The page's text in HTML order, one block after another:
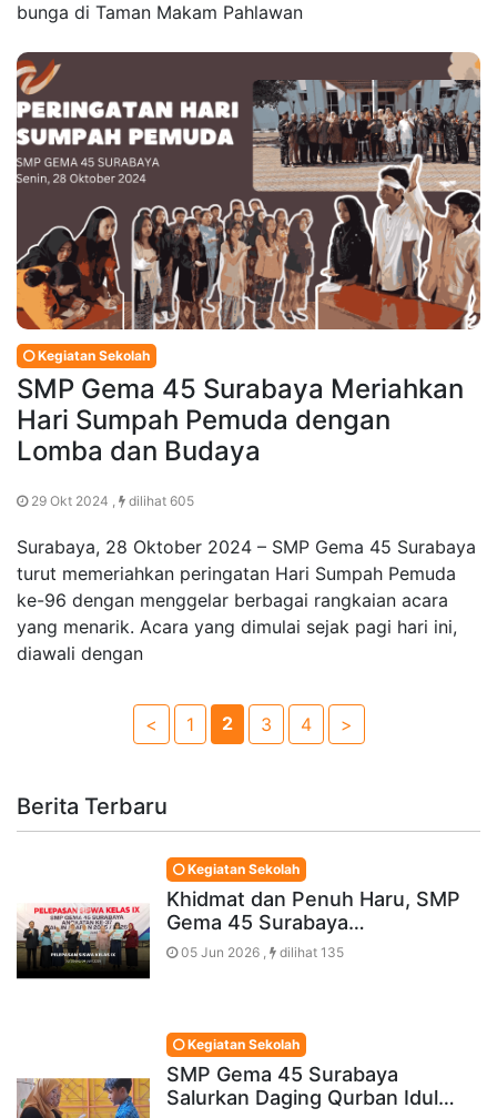
bunga di Taman Makam Pahlawan
Kegiatan Sekolah
SMP Gema 45 Surabaya Meriahkan
Hari Sumpah Pemuda dengan
Lomba dan Budaya
29 Okt 2024 , dilihat 605
Surabaya, 28 Oktober 2024 – SMP Gema 45 Surabaya
turut memeriahkan peringatan Hari Sumpah Pemuda
ke-96 dengan menggelar berbagai rangkaian acara
yang menarik. Acara yang dimulai sejak pagi hari ini,
diawali dengan
< 1 2 3 4 >
Berita Terbaru
Kegiatan Sekolah
Khidmat dan Penuh Haru, SMP
Gema 45 Surabaya…
05 Jun 2026 , dilihat 135
Kegiatan Sekolah
SMP Gema 45 Surabaya
Salurkan Daging Qurban Idul…